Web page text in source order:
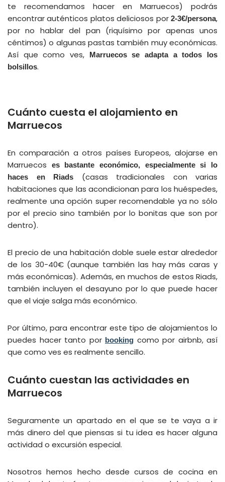
te recomendamos hacer en Marruecos) podrás
encontrar auténticos platos deliciosos por 2-3€/persona,
por no hablar del pan (riquísimo por apenas unos
céntimos) o algunas pastas también muy económicas.
Así que como ves,
Marruecos se adapta a todos los
bolsillos.
Cuánto cuesta el alojamiento en
Marruecos
En comparación a otros países Europeos, alojarse en
Marruecos
es bastante económico, especialmente si lo
haces en Riads
(casas tradicionales con varias
habitaciones que las acondicionan para los huéspedes,
realmente una opción super recomendable ya no sólo
por el precio sino también por lo bonitas que son por
dentro).
El precio de una habitación doble suele estar alrededor
de los 30-40€ (aunque también las hay más caras y
más económicas). Además, en muchos de estos Riads,
también incluyen el desayuno por lo que puede hacer
que el viaje salga más económico.
Por último, para encontrar este tipo de alojamientos lo
puedes hacer tanto por booking como por airbnb, así
que como ves es realmente sencillo.
Cuánto cuestan las actividades en
Marruecos
Seguramente un apartado en el que se te vaya a ir
más dinero del que piensas si tu idea es hacer alguna
actividad o excursión especial.
Nosotros hemos hecho desde cursos de cocina en